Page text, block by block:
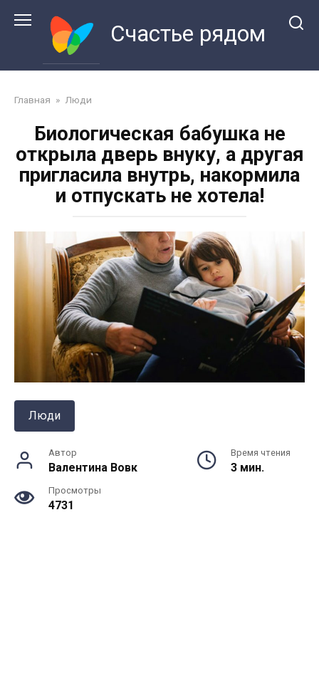
Счастье рядом
Главная » Люди
Биологическая бабушка не
открыла дверь внуку, а другая
пригласила внутрь, накормила
и отпускать не хотела!
Люди
Автор
Валентина Вовк
Время чтения
3 мин.
Просмотры
4731